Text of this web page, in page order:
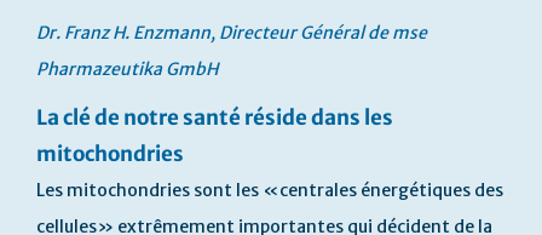
Dr. Franz H. Enzmann, Directeur Général de mse
Pharmazeutika GmbH
La clé de notre santé réside dans les
mitochondries
Les mitochondries sont les «centrales énergétiques des
cellules» extrêmement importantes qui décident de la